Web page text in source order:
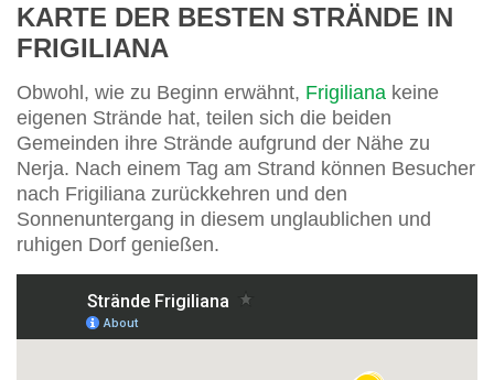
KARTE DER BESTEN STRÄNDE IN
FRIGILIANA
Obwohl, wie zu Beginn erwähnt, Frigiliana keine
eigenen Strände hat, teilen sich die beiden
Gemeinden ihre Strände aufgrund der Nähe zu
Nerja. Nach einem Tag am Strand können Besucher
nach Frigiliana zurückkehren und den
Sonnenuntergang in diesem unglaublichen und
ruhigen Dorf genießen.